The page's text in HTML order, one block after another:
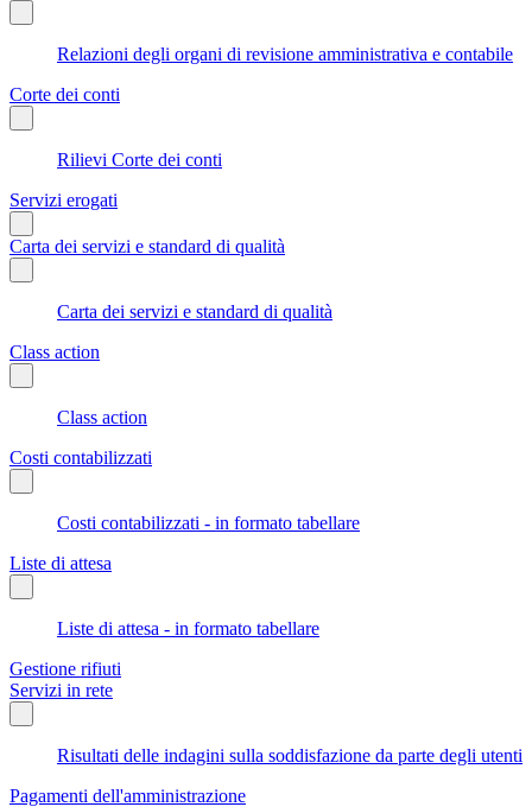
Relazioni degli organi di revisione amministrativa e contabile
Corte dei conti
Rilievi Corte dei conti
Servizi erogati
Carta dei servizi e standard di qualità
Carta dei servizi e standard di qualità
Class action
Class action
Costi contabilizzati
Costi contabilizzati - in formato tabellare
Liste di attesa
Liste di attesa - in formato tabellare
Gestione rifiuti
Servizi in rete
Risultati delle indagini sulla soddisfazione da parte degli utenti
Pagamenti dell'amministrazione